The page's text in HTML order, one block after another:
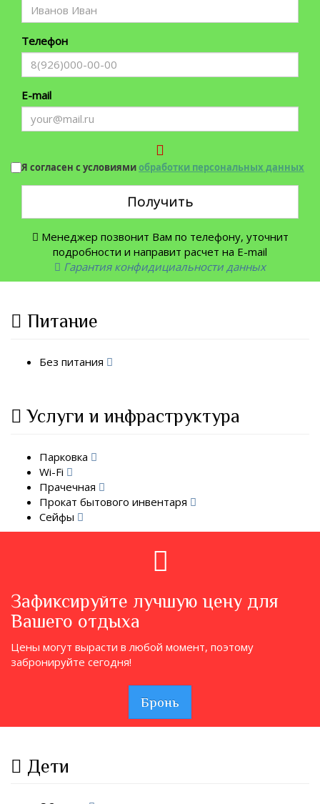
Телефон
E-mail
Я согласен с условиямиобработки персональных данных
Получить
Менеджер позвонит Вам по телефону, уточнит
подробности и направит расчет на E-mail
Гарантия конфидициальности данных
Питание
Без питания
Услуги и инфраструктура
Парковка
Wi-Fi
Прачечная
Прокат бытового инвентаря
Сейфы
Зафиксируйте лучшую цену для
Вашего отдыха
Цены могут вырасти в любой момент, поэтому
забронируйте сегодня!
Бронь
Дети